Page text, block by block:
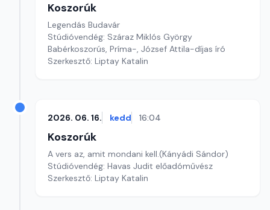
Koszorúk
Legendás Budavár
Stúdióvendég: Száraz Miklós György
Babérkoszorús, Príma-, József Attila-díjas író
Szerkesztő: Liptay Katalin
2026. 06. 16. kedd 16:04
Koszorúk
A vers az, amit mondani kell.(Kányádi Sándor)
Stúdióvendég: Havas Judit előadóművész
Szerkesztő: Liptay Katalin